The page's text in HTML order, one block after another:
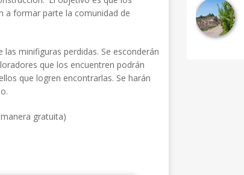
a formar parte la comunidad de
minifiguras perdidas. Se esconderán
que los encuentren podrán
que logren encontrarlas. Se harán
gratuita)